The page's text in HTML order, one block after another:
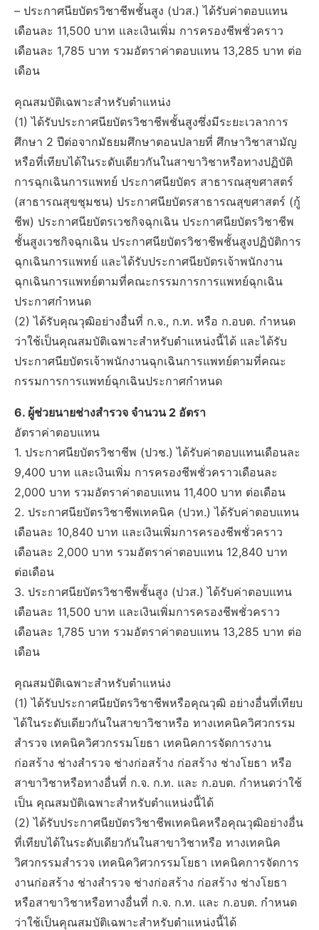
– ประกาศนียบัตรวิชาชีพชั้นสูง (ปวส.) ได้รับค่าตอบแทน
เดือนละ 11,500 บาท และเงินเพิ่ม การครองชีพชั่วคราว
เดือนละ 1,785 บาท รวมอัตราค่าตอบแทน 13,285 บาท ต่อ
เดือน
คุณสมบัติเฉพาะสำหรับตำแหน่ง
(1) ได้รับประกาศนียบัตรวิชาชีพชั้นสูงซึ่งมีระยะเวลาการ
ศึกษา 2 ปีต่อจากมัธยมศึกษาตอนปลายที่ ศึกษาวิชาสามัญ
หรือที่เทียบได้ในระดับเดียวกันในสาขาวิชาหรือทางปฏิบัติ
การฉุกเฉินการแพทย์ ประกาศนียบัตร สาธารณสุขศาสตร์
(สาธารณสุขชุมชน) ประกาศนียบัตรสาธารณสุขศาสตร์ (กู้
ชีพ) ประกาศนียบัตรเวชกิจฉุกเฉิน ประกาศนียบัตรวิชาชีพ
ชั้นสูงเวชกิจฉุกเฉิน ประกาศนียบัตรวิชาชีพชั้นสูงปฏิบัติการ
ฉุกเฉินการแพทย์ และได้รับประกาศนียบัตรเจ้าพนักงาน
ฉุกเฉินการแพทย์ตามที่คณะกรรมการการแพทย์ฉุกเฉิน
ประกาศกำหนด
(2) ได้รับคุณวุฒิอย่างอื่นที่ ก.จ., ก.ท. หรือ ก.อบต. กำหนด
ว่าใช้เป็นคุณสมบัติเฉพาะสำหรับตำแหน่งนี้ได้ และได้รับ
ประกาศนียบัตรเจ้าพนักงานฉุกเฉินการแพทย์ตามที่คณะ
กรรมการการแพทย์ฉุกเฉินประกาศกำหนด
6. ผู้ช่วยนายช่างสำรวจ จำนวน 2 อัตรา
อัตราค่าตอบแทน
1. ประกาศนียบัตรวิชาชีพ (ปวช.) ได้รับค่าตอบแทนเดือนละ
9,400 บาท และเงินเพิ่ม การครองชีพชั่วคราวเดือนละ
2,000 บาท รวมอัตราค่าตอบแทน 11,400 บาท ต่อเดือน
2. ประกาศนียบัตรวิชาชีพเทคนิค (ปวท.) ได้รับค่าตอบแทน
เดือนละ 10,840 บาท และเงินเพิ่มการครองชีพชั่วคราว
เดือนละ 2,000 บาท รวมอัตราค่าตอบแทน 12,840 บาท
ต่อเดือน
3. ประกาศนียบัตรวิชาชีพชั้นสูง (ปวส.) ได้รับค่าตอบแทน
เดือนละ 11,500 บาท และเงินเพิ่มการครองชีพชั่วคราว
เดือนละ 1,785 บาท รวมอัตราค่าตอบแทน 13,285 บาท ต่อ
เดือน
คุณสมบัติเฉพาะสำหรับตำแหน่ง
(1) ได้รับประกาศนียบัตรวิชาชีพหรือคุณวุฒิ อย่างอื่นที่เทียบ
ได้ในระดับเดียวกันในสาขาวิชาหรือ ทางเทคนิควิศวกรรม
สำรวจ เทคนิควิศวกรรมโยธา เทคนิคการจัดการงาน
ก่อสร้าง ช่างสำรวจ ช่างก่อสร้าง ก่อสร้าง ช่างโยธา หรือ
สาขาวิชาหรือทางอื่นที่ ก.จ. ก.ท. และ ก.อบต. กำหนดว่าใช้
เป็น คุณสมบัติเฉพาะสำหรับตำแหน่งนี้ได้
(2) ได้รับประกาศนียบัตรวิชาชีพเทคนิคหรือคุณวุฒิอย่างอื่น
ที่เทียบได้ในระดับเดียวกันในสาขาวิชาหรือ ทางเทคนิค
วิศวกรรมสำรวจ เทคนิควิศวกรรมโยธา เทคนิคการจัดการ
งานก่อสร้าง ช่างสำรวจ ช่างก่อสร้าง ก่อสร้าง ช่างโยธา
หรือสาขาวิชาหรือทางอื่นที่ ก.จ. ก.ท. และ ก.อบต. กำหนด
ว่าใช้เป็นคุณสมบัติเฉพาะสำหรับตำแหน่งนี้ได้